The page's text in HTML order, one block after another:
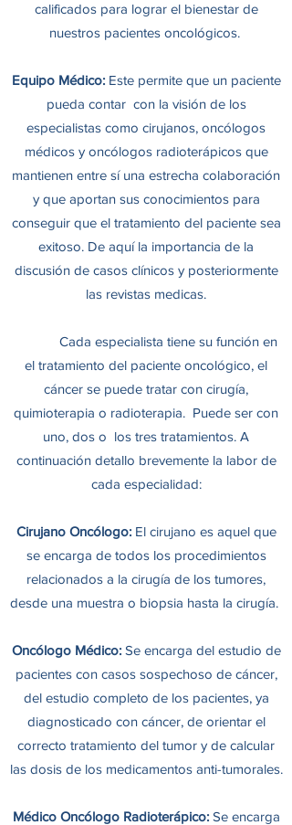
calificados para lograr el bienestar de
nuestros pacientes oncológicos.
Equipo Médico:Este permite que un paciente
pueda contar con la visión de los
especialistas como cirujanos, oncólogos
médicos y oncólogos radioterápicos que
mantienen entre sí una estrecha colaboración
y que aportan sus conocimientos para
conseguir que el tratamiento del paciente sea
exitoso. De aquí la importancia de la
discusión de casos clínicos y posteriormente
las revistas medicas.
Cada especialista tiene su función en
el tratamiento del paciente oncológico, el
cáncer se puede tratar con cirugía,
quimioterapia o radioterapia. Puede ser con
uno, dos o los tres tratamientos. A
continuación detallo brevemente la labor de
cada especialidad:
Cirujano Oncólogo:El cirujano es aquel que
se encarga de todos los procedimientos
relacionados a la cirugía de los tumores,
desde una muestra o biopsia hasta la cirugía.
Oncólogo Médico:Se encarga del estudio de
pacientes con casos sospechoso de cáncer,
del estudio completo de los pacientes, ya
diagnosticado con cáncer, de orientar el
correcto tratamiento del tumor y de calcular
las dosis de los medicamentos anti-tumorales.
Médico Oncólogo Radioterápico:Se encarga